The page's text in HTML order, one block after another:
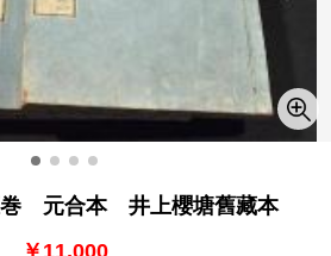
元合本 井上櫻塘舊藏本